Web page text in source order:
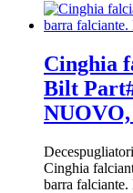
Cinghia
Bilt
Decespugliatori
Cinghia
barra